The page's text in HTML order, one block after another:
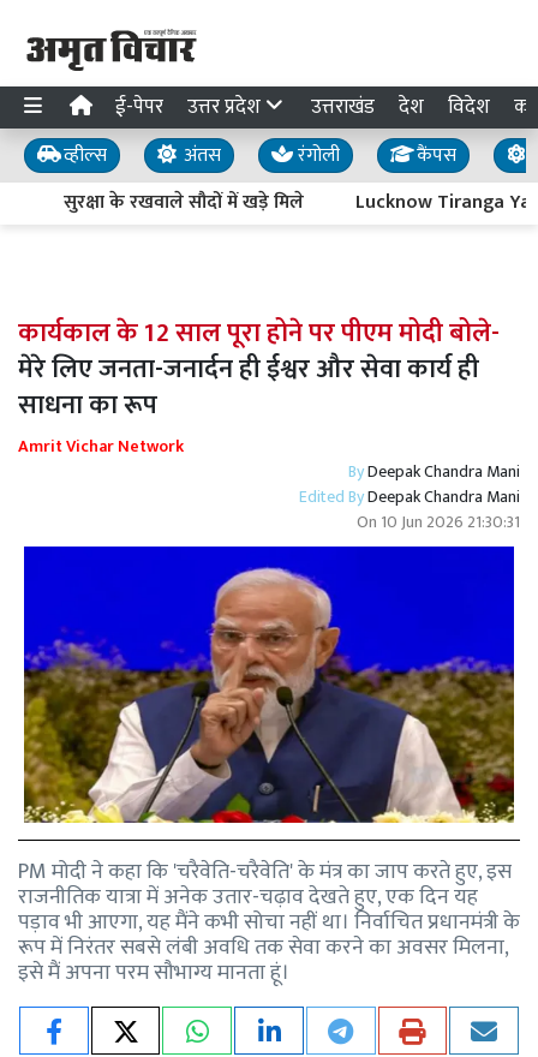
ई-पेपर उत्तर प्रदेश उत्तराखंड देश विदेश
व्हील्स अंतस रंगोली कैंपस
सुरक्षा के रखवाले सौदों में खड़े मिले
Lucknow Tiranga
कार्यकाल के 12 साल पूरा होने पर पीएम मोदी बोले-
मेरे लिए जनता-जनार्दन ही ईश्वर और सेवा कार्य ही
साधना का रूप
Amrit Vichar Network
ByDeepak Chandra Mani
Edited ByDeepak Chandra Mani
On 10 Jun 2026 21:30:31
PM मोदी ने कहा कि 'चरैवेति-चरैवेति' के मंत्र का जाप करते हुए, इस
राजनीतिक यात्रा में अनेक उतार-चढ़ाव देखते हुए, एक दिन यह
पड़ाव भी आएगा, यह मैंने कभी सोचा नहीं था। निर्वाचित प्रधानमंत्री के
रूप में निरंतर सबसे लंबी अवधि तक सेवा करने का अवसर मिलना,
इसे मैं अपना परम सौभाग्य मानता हूं।